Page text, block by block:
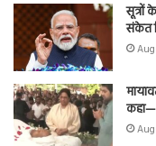
सूत्रों
संकेत
कहा—